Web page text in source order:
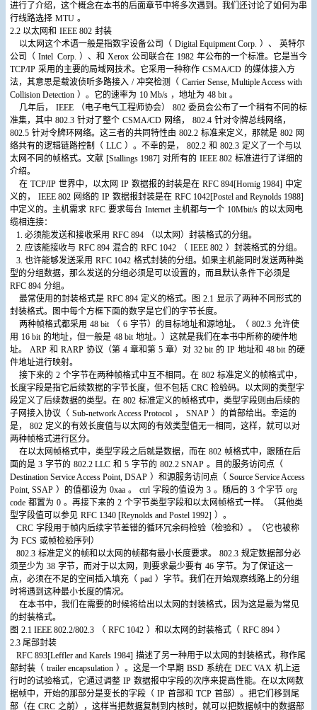
进行了介绍，这个概念在本书的后面章节中将多次遇到。我们还讨论了如何为串
行线路选择 MTU 。
2.2 以太网和 IEEE 802 封装
以太网这个术语一般是指数字设备公司（ Digital Equipment Corp. ）、
英特尔
公司（ Intel Corp. ）、和 Xerox 公司联合在 1982 年公布的一个标准。它是当今
TCP/IP 采用的主要的局域网技术。它采用一种称作 CSMA/CD 的媒体接入方
法，其意思是载波侦听多路接入 / 冲突检测（ Carrier Sense, Multiple Access with
Collision Detection ）。它的速率为 10 Mb/s ，地址为 48 bit 。
几年后，
IEEE （电子电气工程师协会） 802 委员会公布了一个稍有不同的标
准集，其中 802.3 针对了整个 CSMA/CD 网络， 802.4 针对令牌总线网络，
802.5 针对令牌环网络。这三者的共同特性由 802.2 标准来定义，那就是 802 网
络共有的逻辑链路控制（ LLC ）。不幸的是， 802.2 和 802.3 定义了一个与以
太网不同的帧格式。文献 [Stallings 1987] 对所有的 IEEE 802 标准进行了详细的
介绍。
在 TCP/IP 世界中，以太网 IP 数据报的封装是在 RFC 894[Hornig 1984] 中定
义的，
IEEE 802 网络的 IP 数据报封装是在 RFC 1042[Postel and Reynolds 1988]
中定义的。主机需求 RFC 要求每台 Internet 主机都与一个 10Mbit/s 的以太网电
缆相连接：
1. 必须能发送和接收采用 RFC 894
（以太网）封装格式的分组。
2. 应该能接收与 RFC 894 混合的 RFC 1042 （ IEEE 802 ）封装格式的分组。
3. 也许能够发送采用 RFC 1042 格式封装的分组。如果主机能同时发送两种类
型的分组数据，那么发送的分组必须是可以设置的，而且默认条件下必须是
RFC 894 分组。
最常使用的封装格式是 RFC 894 定义的格式。图 2.1 显示了两种不同形式的
封装格式。图中每个方框下面的数字是它们的字节长度。
两种帧格式都采用 48 bit （ 6 字节）的目标地址和源地址。（ 802.3 允许使
用 16 bit 的地址，但一般是 48 bit 地址。）这就是我们在本书中所称的硬件地
址。
ARP 和 RARP 协议（第 4 章和第 5 章）对 32 bit 的 IP 地址和 48 bit 的硬
件地址进行映射。
接下来的 2 个字节在两种帧格式中互不相同。在 802 标准定义的帧格式中，
长度字段是指它后续数据的字节长度，但不包括 CRC 检验码。以太网的类型字
段定义了后续数据的类型。在 802 标准定义的帧格式中，类型字段则由后续的
子网接入协议（ Sub-network Access Protocol ， SNAP ）的首部给出。幸运的
是，
802 定义的有效长度值与以太网的有效类型值无一相同，这样，就可以对
两种帧格式进行区分。
在以太网帧格式中，类型字段之后就是数据，而在 802 帧格式中，跟随在后
面的是 3 字节的 802.2 LLC 和 5 字节的 802.2 SNAP 。目的服务访问点（
Destination Service Access Point, DSAP ）和源服务访问点（ Source Service Access
Point, SSAP ）的值都设为 0xaa 。 ctrl 字段的值设为 3 。随后的 3 个字节 org
code 都置为 0 。再接下来的 2 个字节类型字段和以太网帧格式一样。（其他类
型字段值可以参见 RFC 1340 [Reynolds and Postel 1992] ）。
CRC 字段用于帧内后续字节差错的循环冗余码检验（检验和）。（它也被称
为 FCS 或帧检验序列）
802.3 标准定义的帧和以太网的帧都有最小长度要求。 802.3 规定数据部分必
须至少为 38 字节，而对于以太网，则要求最少要有 46 字节。为了保证这一
点，必须在不足的空间插入填充（ pad ）字节。我们在开始观察线路上的分组
时将遇到这种最小长度的情况。
在本书中，我们在需要的时候将给出以太网的封装格式，因为这是最为常见
的封装格式。
图 2.1 IEEE 802.2/802.3 （ RFC 1042 ）和以太网的封装格式（ RFC 894 ）
2.3 尾部封装
RFC 893[Leffler and Karels 1984] 描述了另一种用于以太网的封装格式，称作尾
部封装（ trailer encapsulation ）。这是一个早期 BSD 系统在 DEC VAX 机上运
行时的试验格式，它通过调整 IP 数据报中字段的次序来提高性能。在以太网数
据帧中，开始的那部分是变长的字段（ IP 首部和 TCP 首部）。把它们移到尾
部（在 CRC 之前），这样当把数据复制到内核时，就可以把数据帧中的数据部